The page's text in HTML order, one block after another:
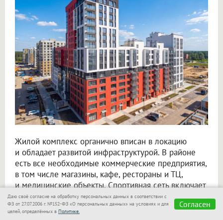
Жилой комплекс органично вписан в локацию
и обладает развитой инфраструктурой. В районе
есть все необходимые коммерческие предприятия,
в том числе магазины, кафе, рестораны и ТЦ,
и медицинские объекты. Спортивная сеть включает
современные спортивные комплексы, стадионы,
бассейны и фитнес-залы, а в парке есть
Даю своё согласие на обработку персональных данных в соответствии с
ФЗ от 27.07.2006 г. №152-ФЗ «О персональных данных» на условиях и для
целей, определённых в Политике.
Согласен